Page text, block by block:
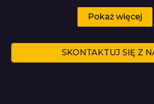
Pokaż więcej
SKONTAKTUJ SIĘ Z